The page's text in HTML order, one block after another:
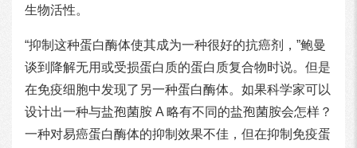
生物活性。
“抑制这种蛋白酶体使其成为一种很好的抗癌剂，”鲍曼
谈到降解无用或受损蛋白质的蛋白质复合物时说。但是
在免疫细胞中发现了另一种蛋白酶体。如果科学家可以
设计出一种与盐孢菌胺 A 略有不同的盐孢菌胺会怎样？
一种对易癌蛋白酶体的抑制效果不佳，但在抑制免疫蛋